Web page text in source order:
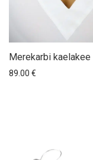
Merekarbi kaelakee
89.00 €